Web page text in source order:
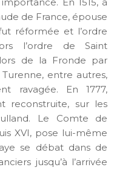
de France, épouse
réformée et l’ordre
l’ordre de Saint
de la Fronde par
entre autres,
ravagée. En 1777,
reconstruite, sur les
Le Comte de
XVI, pose lui-même
se débat dans de
jusqu’à l’arrivée